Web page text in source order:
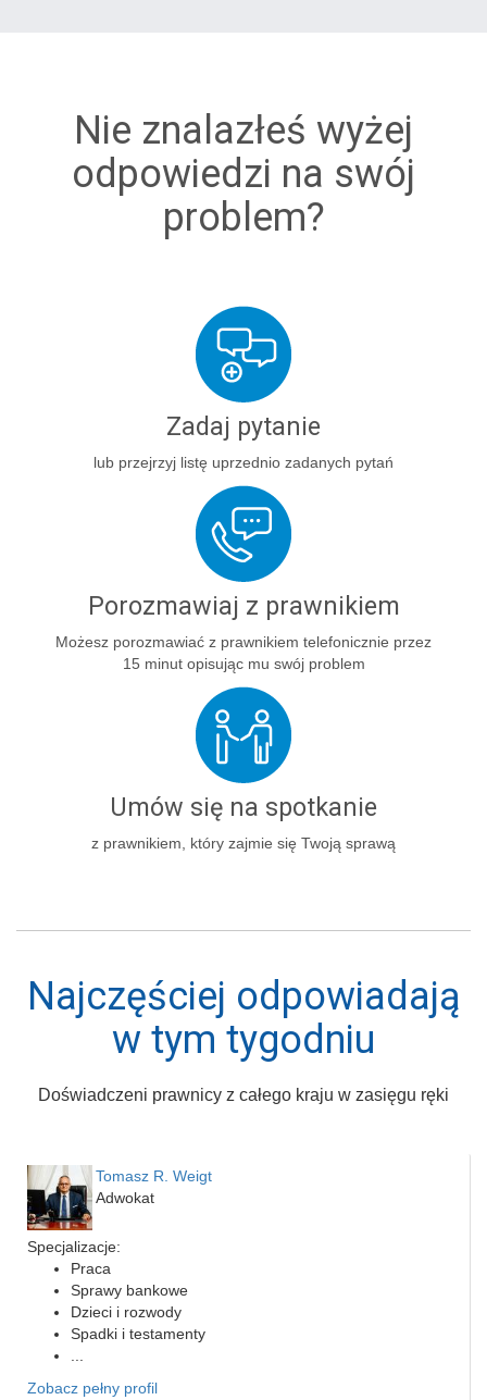
Nie znalazłeś wyżej
odpowiedzi na swój
problem?
Zadaj pytanie
lub przejrzyj listę uprzednio zadanych pytań
Porozmawiaj z prawnikiem
Możesz porozmawiać z prawnikiem telefonicznie przez
15 minut opisując mu swój problem
Umów się na spotkanie
z prawnikiem, który zajmie się Twoją sprawą
Najczęściej odpowiadają
w tym tygodniu
Doświadczeni prawnicy z całego kraju w zasięgu ręki
Tomasz R. Weigt
Adwokat
Specjalizacje:
Praca
Sprawy bankowe
Dzieci i rozwody
Spadki i testamenty
Zobacz pełny profil